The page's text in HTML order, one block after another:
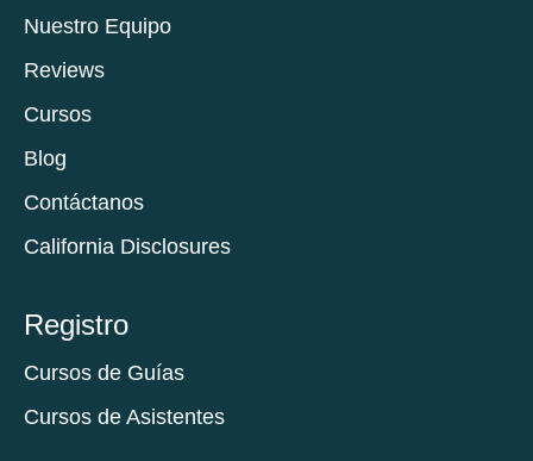
Nuestro Equipo
Reviews
Cursos
Blog
Contáctanos
California Disclosures
Registro
Cursos de Guías
Cursos de Asistentes